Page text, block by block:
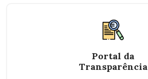
Portal da
Transparência